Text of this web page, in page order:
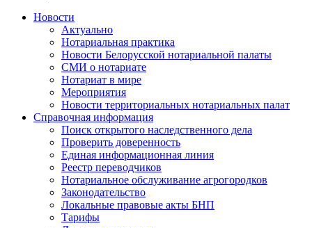
Новости
Актуально
Нотариальная практика
Новости Белорусской нотариальной палаты
СМИ о нотариате
Нотариат в мире
Мероприятия
Новости территориальных нотариальных палат
Справочная информация
Поиск открытого наследственного дела
Проверить доверенность
Единая информационная линия
Реестр переводчиков
Нотариальное обслуживание агрогородков
Законодательство
Локальные правовые акты БНП
Тарифы